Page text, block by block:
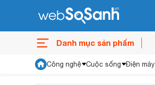
Danh mục sản phẩm
Công nghệ Cuộc sống Điện máy